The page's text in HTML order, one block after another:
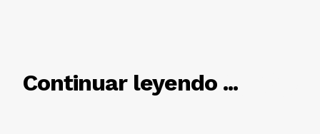
Continuar leyendo ...
RELACIONADO